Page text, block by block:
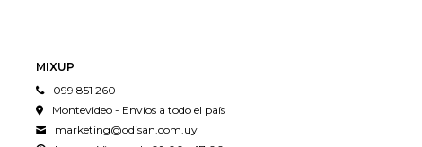
MIXUP
099 851 260
Montevideo - Envíos a todo el país
marketing@odisan.com.uy